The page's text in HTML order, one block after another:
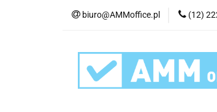
biuro@AMMoffice.pl (12)